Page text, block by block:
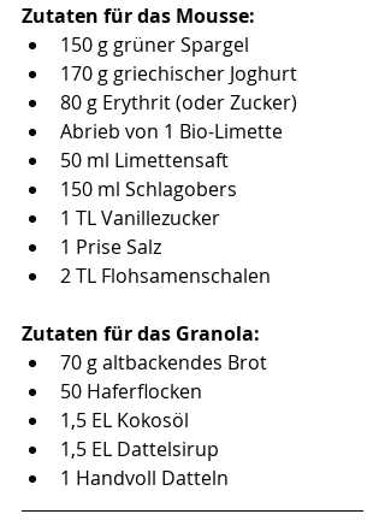
Zutaten für das Mousse:
150 g grüner Spargel
170 g griechischer Joghurt
80 g Erythrit (oder Zucker)
Abrieb von 1 Bio-Limette
50 ml Limettensaft
150 ml Schlagobers
1 TL Vanillezucker
1 Prise Salz
2 TL Flohsamenschalen
Zutaten für das Granola:
70 g altbackendes Brot
50 Haferflocken
1,5 EL Kokosöl
1,5 EL Dattelsirup
1 Handvoll Datteln